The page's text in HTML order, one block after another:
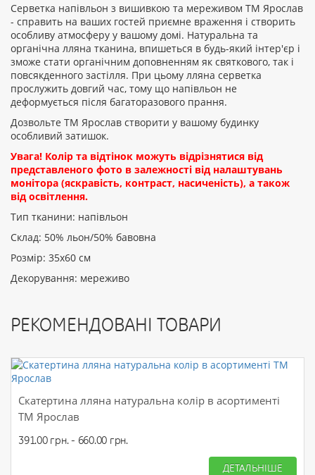
Серветка напівльон з вишивкою та мереживом ТМ Ярослав
- справить на ваших гостей приємне враження і створить
особливу атмосферу у вашому домі. Натуральна та
органічна лляна тканина, впишеться в будь-який інтер'єр і
зможе стати органічним доповненням як святкового, так і
повсякденного застілля. При цьому лляна серветка
прослужить довгий час, тому що напівльон не
деформується після багаторазового прання.
Дозвольте ТМ Ярослав створити у вашому будинку
особливий затишок.
Увага! Колір та відтінок можуть відрізнятися від
представленого фото в залежності від налаштувань
монітора (яскравість, контраст, насиченість), а також
від освітлення.
Тип тканини: напівльон
Склад: 50% льон/50% бавовна
Розмір: 35x60 см
Декорування: мереживо
Рейтинг:
ПРОДОВЖИТИ
РЕКОМЕНДОВАНІ ТОВАРИ
Скатертина лляна натуральна колір в асортименті
ТМ Ярослав
391.00 грн. - 660.00 грн.
ДЕТАЛЬНІШЕ